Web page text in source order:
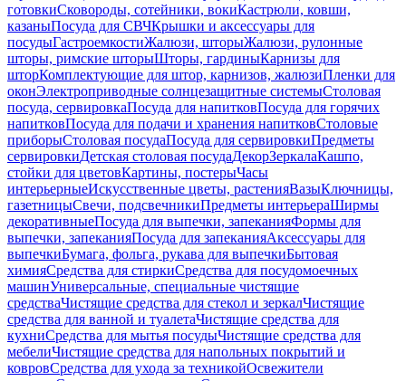
готовкиСковороды, сотейники, вокиКастрюли, ковши,
казаныПосуда для СВЧКрышки и аксессуары для
посудыГастроемкостиЖалюзи, шторыЖалюзи, рулонные
шторы, римские шторыШторы, гардиныКарнизы для
шторКомплектующие для штор, карнизов, жалюзиПленки для
оконЭлектроприводные солнцезащитные системыСтоловая
посуда, сервировкаПосуда для напитковПосуда для горячих
напитковПосуда для подачи и хранения напитковСтоловые
приборыСтоловая посудаПосуда для сервировкиПредметы
сервировкиДетская столовая посудаДекорЗеркалаКашпо,
стойки для цветовКартины, постерыЧасы
интерьерныеИскусственные цветы, растенияВазыКлючницы,
газетницыСвечи, подсвечникиПредметы интерьераШирмы
декоративныеПосуда для выпечки, запеканияФормы для
выпечки, запеканияПосуда для запеканияАксессуары для
выпечкиБумага, фольга, рукава для выпечкиБытовая
химияСредства для стиркиСредства для посудомоечных
машинУниверсальные, специальные чистящие
средстваЧистящие средства для стекол и зеркалЧистящие
средства для ванной и туалетаЧистящие средства для
кухниСредства для мытья посудыЧистящие средства для
мебелиЧистящие средства для напольных покрытий и
ковровСредства для ухода за техникойОсвежители